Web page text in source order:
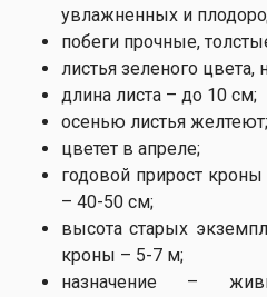
увлажненных и
побеги прочные,
листья зеленого цвета,
длина листа – до 10 см;
осенью листья желтеют;
цветет в апреле;
годовой прирост
– 40-50 см;
высота старых
кроны – 5-7 м;
назначение –